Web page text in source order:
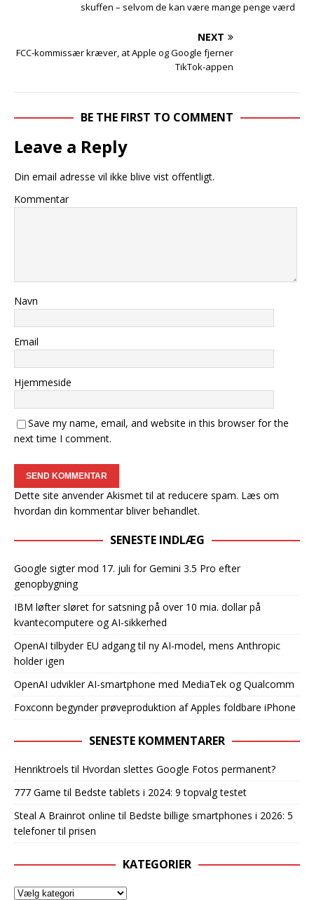
skuffen – selvom de kan være mange penge værd
NEXT
FCC-kommissær kræver, at Apple og Google fjerner
TikTok-appen
BE THE FIRST TO COMMENT
Leave a Reply
Din email adresse vil ikke blive vist offentligt.
Kommentar
Navn
Email
Hjemmeside
Save my name, email, and website in this browser for the
next time I comment.
Dette site anvender Akismet til at reducere spam. Læs om
hvordan din kommentar bliver behandlet.
SENESTE INDLÆG
Google sigter mod 17. juli for Gemini 3.5 Pro efter
genopbygning
IBM løfter sløret for satsning på over 10 mia. dollar på
kvantecomputere og AI-sikkerhed
OpenAI tilbyder EU adgang til ny AI-model, mens Anthropic
holder igen
OpenAI udvikler AI-smartphone med MediaTek og Qualcomm
Foxconn begynder prøveproduktion af Apples foldbare iPhone
SENESTE KOMMENTARER
Henriktroels til Hvordan slettes Google Fotos permanent?
777 Game til Bedste tablets i 2024: 9 topvalg testet
Steal A Brainrot online til Bedste billige smartphones i 2026: 5
telefoner til prisen
KATEGORIER